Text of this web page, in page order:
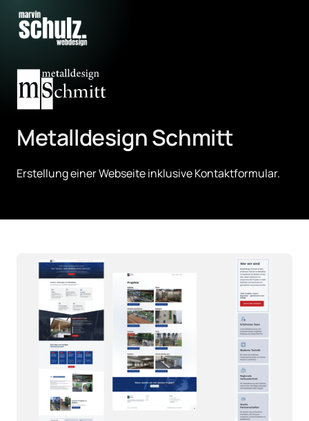
Metalldesign Schmitt
Erstellung einer Webseite inklusive Kontaktformular.